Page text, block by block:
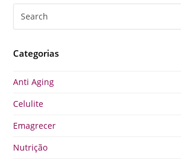
Categorias
Anti Aging
Celulite
Emagrecer
Nutrição